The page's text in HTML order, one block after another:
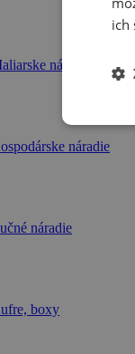
náradie
náradie
náradie
boxy
ich